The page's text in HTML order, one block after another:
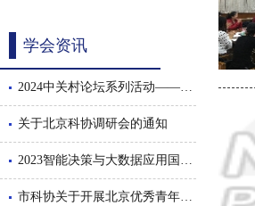
学会资讯
2024中关村论坛系列活动——智能决策与大数据应用国际会议暨数智驱动的管理创新论坛隆重召开
关于北京科协调研会的通知
2023智能决策与大数据应用国际会议隆重召开
市科协关于开展北京优秀青年工程师后期跟踪服务工作的通知